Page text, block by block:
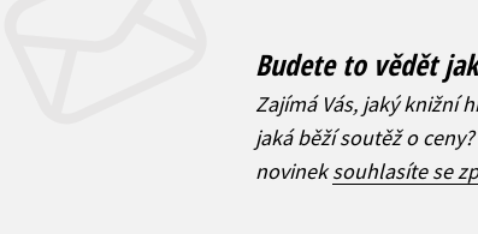
Budete to vědět
Zajímá Vás, jaký knižní
jaká běží soutěž o
novineksouhlasíte se